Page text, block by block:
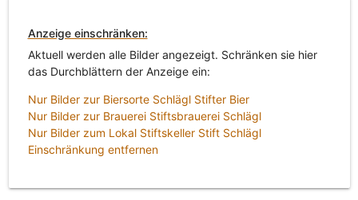
Anzeige einschränken:
Aktuell werden alle Bilder angezeigt. Schränken sie hier
das Durchblättern der Anzeige ein:
Nur Bilder zur Biersorte Schlägl Stifter Bier
Nur Bilder zur Brauerei Stiftsbrauerei Schlägl
Nur Bilder zum Lokal Stiftskeller Stift Schlägl
Einschränkung entfernen